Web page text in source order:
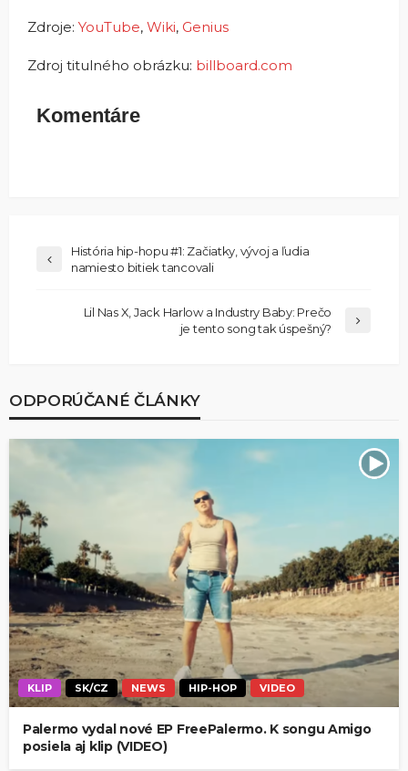
Zdroje: YouTube, Wiki, Genius
Zdroj titulného obrázku: billboard.com
Komentáre
História hip-hopu #1: Začiatky, vývoj a ľudia
namiesto bitiek tancovali
Lil Nas X, Jack Harlow a Industry Baby: Prečo
je tento song tak úspešný?
ODPORÚČANÉ ČLÁNKY
KLIP SK/CZ NEWS HIP-HOP VIDEO
Palermo vydal nové EP FreePalermo. K songu Amigo
posiela aj klip (VIDEO)